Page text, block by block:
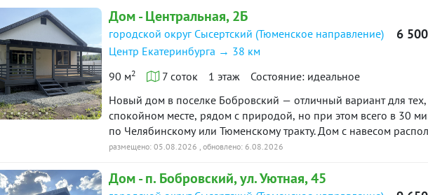
Объявление снято с публикации
Невозможен
«чистая» продажа
историю: 23 предложения →
Дом - Центральная, 2Б
городской округ Сысертский (Тюменское направление)
Центр Екатеринбурга → 38 км
90 м2 7 соток 1 этаж Состояние: идеальное
6
Новый дом в поселке Бобровский — отличный вариант для тех,
спокойном месте, рядом с природой, но при этом всего в 30
по Челябинскому или Тюменскому тракту. Дом с навесом
соток. Внутри две спальни и просторная кухня-гостиная. Дом
Подключены электричество 15 кВт, собственная скважина и
приступать к обустройству. Поселок отлично подходит для
размещено: 05.08.2026 , обновлено: 6.08.2026
Дом - п. Бобровский, ул. Уютная, 45